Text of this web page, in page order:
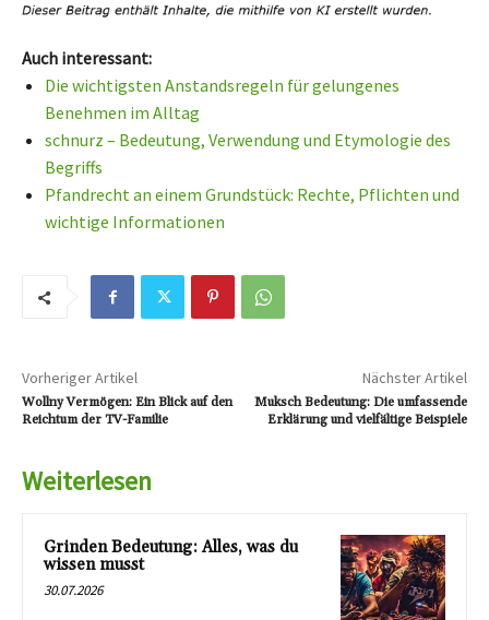
Auch interessant:
Die wichtigsten Anstandsregeln für gelungenes
Benehmen im Alltag
schnurz – Bedeutung, Verwendung und Etymologie des
Begriffs
Pfandrecht an einem Grundstück: Rechte, Pflichten und
wichtige Informationen
Vorheriger Artikel
Wollny Vermögen: Ein Blick auf den
Reichtum der TV-Familie
Nächster Artikel
Muksch Bedeutung: Die umfassende
Erklärung und vielfältige Beispiele
Weiterlesen
Grinden Bedeutung: Alles, was du
wissen musst
30.07.2026